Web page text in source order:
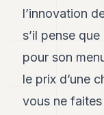
l’innovation
s’il pense
pour son
le prix d’une
vous ne